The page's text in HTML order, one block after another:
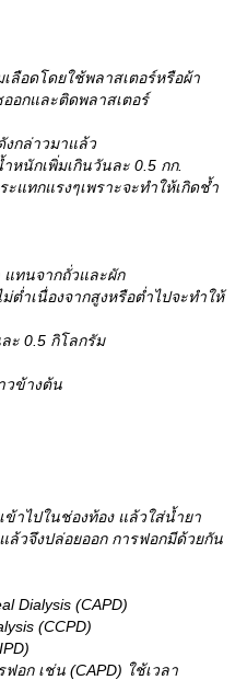
ลือดโดยใช้พลาสเตอร์หรือผ้า
ออกและติดพลาสเตอร์
กล่าวมาแล้ว
นักเพิ่มเกินวันละ 0.5 กก.
ะแทกแรงๆเพราะจะทำให้เกิดช้ำ
ทนจากถั่วและผัก
ต่ำเนื่องจากสูงหรือต่ำไปจะทำให้
ะ 0.5 กิโลกรัม
วข้างต้น
าไปในช่องท้อง แล้วใส่น้ำยา
ล้วจึงปล่อยออก การฟอกมีด้วยกัน
Dialysis (CAPD)
(CCPD)
อก เช่น (CAPD) ใช้เวลา